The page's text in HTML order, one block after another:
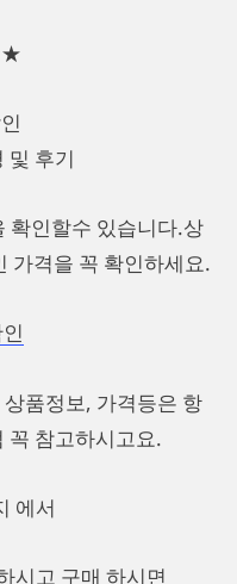
및 후기
확인할수 있습니다.상
가격을 꼭 확인하세요.
품정보, 가격등은 항
꼭 참고하시고요.
에서
시고 구매 하시면